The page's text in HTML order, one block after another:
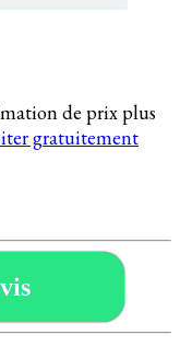
de prix plus
gratuitement